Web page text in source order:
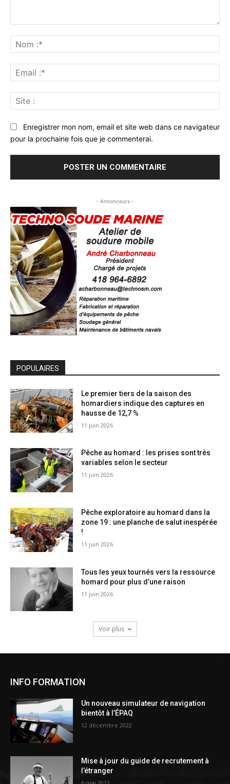
:*
:*
:
Enregistrer mon nom, email et site web dans ce navigateur
pour la prochaine fois que je commenterai.
- Annonceurs -
POPULAIRES
Le premier tiers de la saison des
homardiers indique des captures en
hausse de 12,7 %
11 juin 2026
Pêche au homard : les prises sont très
variables selon le secteur
11 juin 2026
Pêche exploratoire au homard dans la
zone 19 : une planche de salut inespérée
!
11 juin 2026
Tous les yeux tournés vers la ressource
homard pour plus d’une raison
11 juin 2026
Voir plus
INFO FORMATION
Un nouveau simulateur de navigation
bientôt à l’ÉPAQ
12 décembre 2022
Mise à jour du guide de recrutement à
l’étranger